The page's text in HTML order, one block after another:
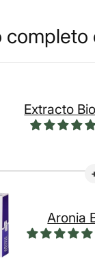
Extracto
Aronia